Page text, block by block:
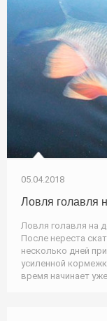
05.04.2018
Ловля голавля
Ловля голавля на
После нереста
несколько дней
усиленной
время начинает